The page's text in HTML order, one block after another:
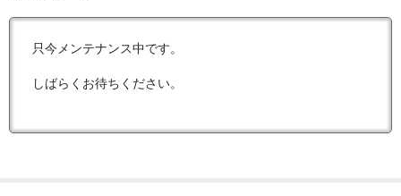
只今メンテナンス中です。
しばらくお待ちください。